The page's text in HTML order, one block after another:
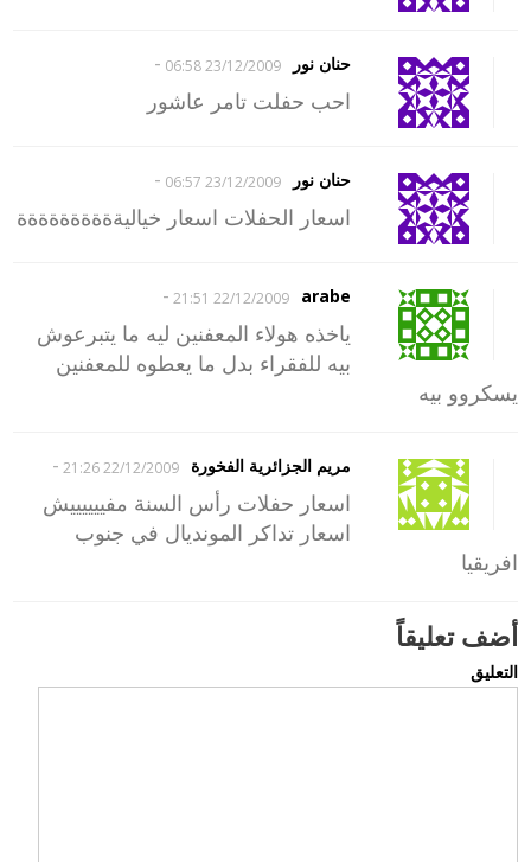
حنان نور 23/12/2009 06:58
-
احب حفلت تامر عاشور
حنان نور 23/12/2009 06:57
-
اسعار الحفلات اسعار خياليةةةةةةةةةة
arabe
22/12/2009 21:51
-
ياخذه هولاء المعفنين ليه ما يتبرعوش
بيه للفقراء بدل ما يعطوه للمعفنين
يسكروو بيه
مريم الجزائرية الفخورة 22/12/2009 21:26
-
اسعار حفلات رأس السنة مفييييييش
اسعار تداكر المونديال في جنوب
افريقيا
أضف تعليقاً
التعليق